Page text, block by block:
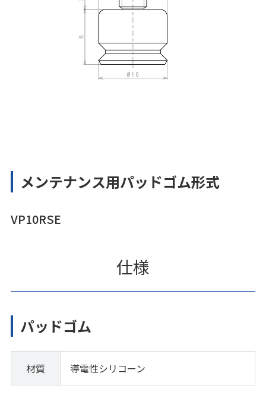
メンテナンス用パッドゴム形式
VP10RSE
仕様
パッドゴム
材質 導電性シリコーン